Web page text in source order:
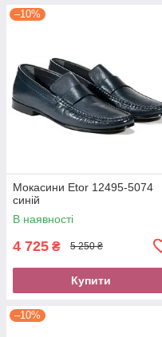
–10%
Мокасини Etor 12495-5074
синій
В наявності
4 725 ₴ 5 250 ₴
Купити
–10%